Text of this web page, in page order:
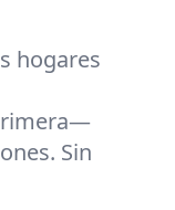
hogares
Sin